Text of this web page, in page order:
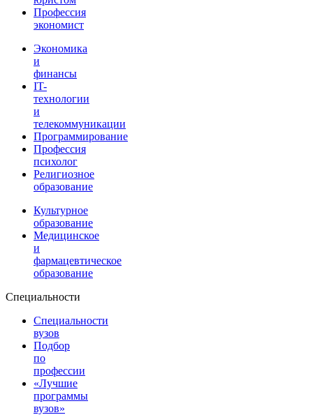
Профессия
экономист
Экономика
и
финансы
IT-
технологии
и
телекоммуникации
Программирование
Профессия
психолог
Религиозное
образование
Культурное
образование
Медицинское
и
фармацевтическое
образование
Специальности
Специальности
вузов
Подбор
по
профессии
«Лучшие
программы
вузов»